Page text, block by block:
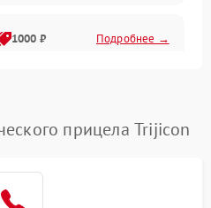
1000 ₽ Подробнее →
прицела Trijicon